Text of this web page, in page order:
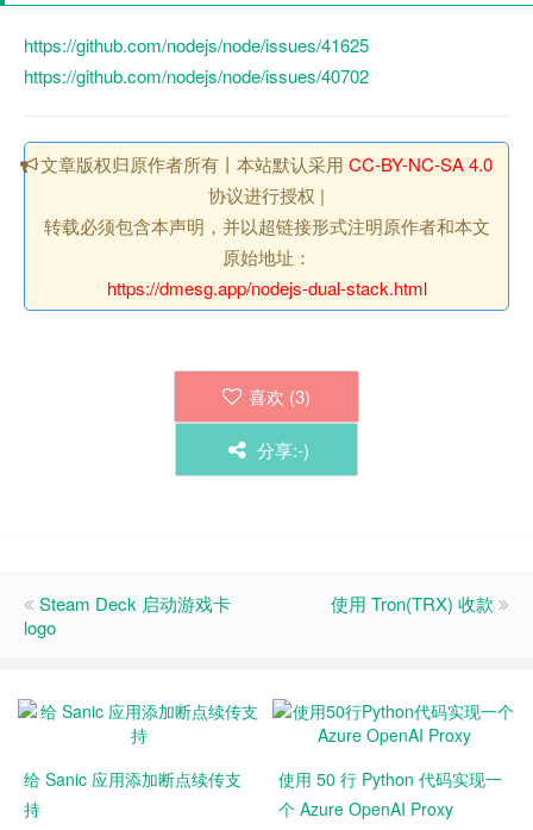
https://github.com/nodejs/node/issues/41625
https://github.com/nodejs/node/issues/40702
文章版权归原作者所有丨本站默认采用 CC-BY-NC-SA 4.0
协议进行授权 |
转载必须包含本声明，并以超链接形式注明原作者和本文
原始地址：
https://dmesg.app/nodejs-dual-stack.html
喜欢 (3)
分享:-)
Steam Deck 启动游戏卡
logo
使用 Tron(TRX) 收款
给 Sanic 应用添加断点续传支
持
使用 50 行 Python 代码实现一
个 Azure OpenAI Proxy